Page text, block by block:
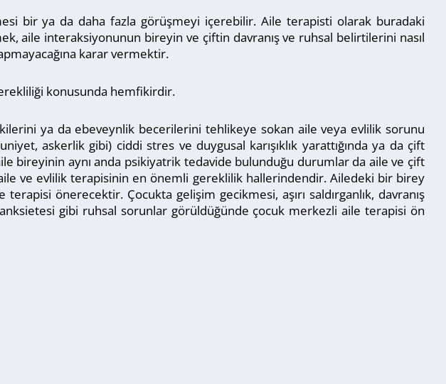
bir ya da daha fazla görüşmeyi içerebilir. Aile terapisti olarak buradaki
aile interaksiyonunun bireyin ve çiftin davranış ve ruhsal belirtilerini nasıl
karar vermektir.
konusunda hemfikirdir.
ya da ebeveynlik becerilerini tehlikeye sokan aile veya evlilik sorunu
askerlik gibi) ciddi stres ve duygusal karışıklık yarattığında ya da çift
bireyinin aynı anda psikiyatrik tedavide bulunduğu durumlar da aile ve çift
ve evlilik terapisinin en önemli gereklilik hallerindendir. Ailedeki bir birey
önerecektir. Çocukta gelişim gecikmesi, aşırı saldırganlık, davranış
gibi ruhsal sorunlar görüldüğünde çocuk merkezli aile terapisi ön